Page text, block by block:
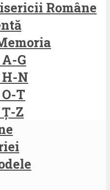
Române
G
N
T
Z